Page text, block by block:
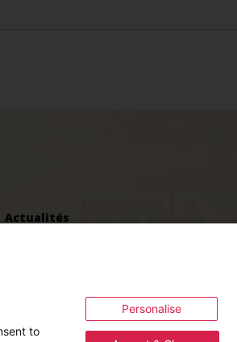
Actualités
Politique de gestion des cookies
to
Personalise